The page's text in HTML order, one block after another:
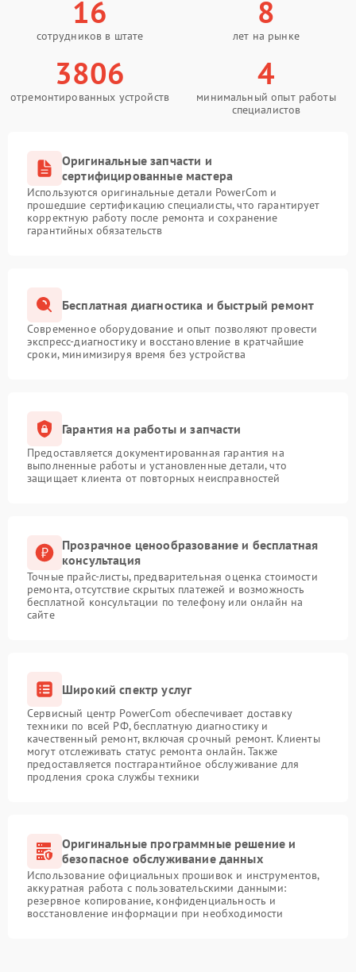
16
сотрудников в штате
8
лет на рынке
3806
отремонтированных устройств
4
минимальный опыт работы
специалистов
Оригинальные запчасти и
сертифицированные мастера
Используются оригинальные детали PowerCom и
прошедшие сертификацию специалисты, что гарантирует
корректную работу после ремонта и сохранение
гарантийных обязательств
Бесплатная диагностика и быстрый ремонт
Современное оборудование и опыт позволяют провести
экспресс-диагностику и восстановление в кратчайшие
сроки, минимизируя время без устройства
Гарантия на работы и запчасти
Предоставляется документированная гарантия на
выполненные работы и установленные детали, что
защищает клиента от повторных неисправностей
Прозрачное ценообразование и бесплатная
консультация
Точные прайс-листы, предварительная оценка стоимости
ремонта, отсутствие скрытых платежей и возможность
бесплатной консультации по телефону или онлайн на
сайте
Широкий спектр услуг
Сервисный центр PowerCom обеспечивает доставку
техники по всей РФ, бесплатную диагностику и
качественный ремонт, включая срочный ремонт. Клиенты
могут отслеживать статус ремонта онлайн. Также
предоставляется постгарантийное обслуживание для
продления срока службы техники
Оригинальные программные решение и
безопасное обслуживание данных
Использование официальных прошивок и инструментов,
аккуратная работа с пользовательскими данными:
резервное копирование, конфиденциальность и
восстановление информации при необходимости